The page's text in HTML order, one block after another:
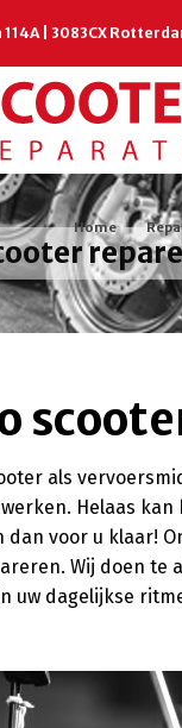
| 3083CX
Home
als
Helaas
dan voor u klaar!
Wij doen te
uw dagelijkse